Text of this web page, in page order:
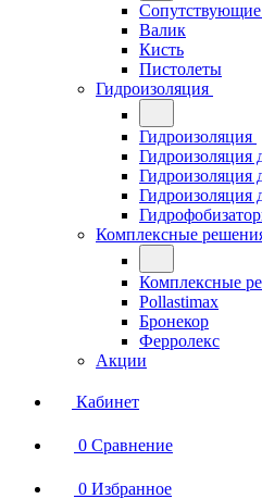
Валик
Кисть
Пистолеты
Гидроизоляция
Гидроизоляция
Гидроизоляция
Гидроизоляция
Гидроизоляция
Комплексные
Комплексные
Pollastimax
Бронекор
Ферролекс
Акции
Кабинет
0 Сравнение
0 Избранное